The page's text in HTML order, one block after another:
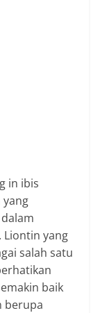
in ibis
Liontin yang
salah satu
baik
berupa